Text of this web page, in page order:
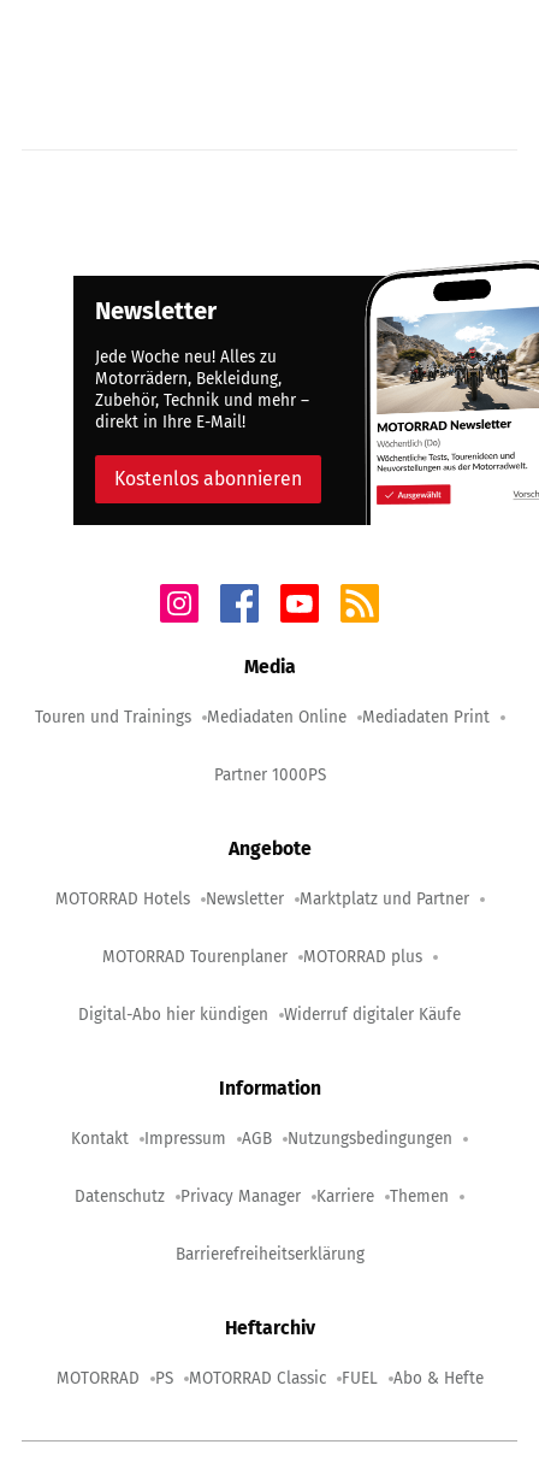
Newsletter
Jede Woche neu! Alles zu
Motorrädern, Bekleidung,
Zubehör, Technik und mehr –
direkt in Ihre E-Mail!
Kostenlos abonnieren
Media
Touren und Trainings Mediadaten Online Mediadaten Print
Partner 1000PS
Angebote
MOTORRAD Hotels Newsletter Marktplatz und Partner
MOTORRAD Tourenplaner MOTORRAD plus
Digital-Abo hier kündigen Widerruf digitaler Käufe
Information
Kontakt Impressum AGB Nutzungsbedingungen
Datenschutz Privacy Manager Karriere Themen
Barrierefreiheitserklärung
Heftarchiv
MOTORRAD PS MOTORRAD Classic FUEL Abo & Hefte